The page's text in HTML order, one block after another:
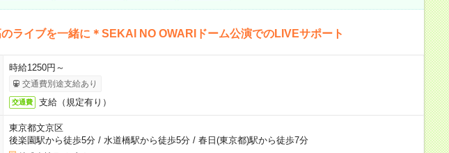
ライブを一緒に＊SEKAI NO OWARIドーム公演でのLIVEサポート
時給1250円～
交通費別途支給あり
交通費 支給（規定有り）
東京都文京区
後楽園駅から徒歩5分/ 水道橋駅から徒歩5分/ 春日(東京都)駅から徒歩7分